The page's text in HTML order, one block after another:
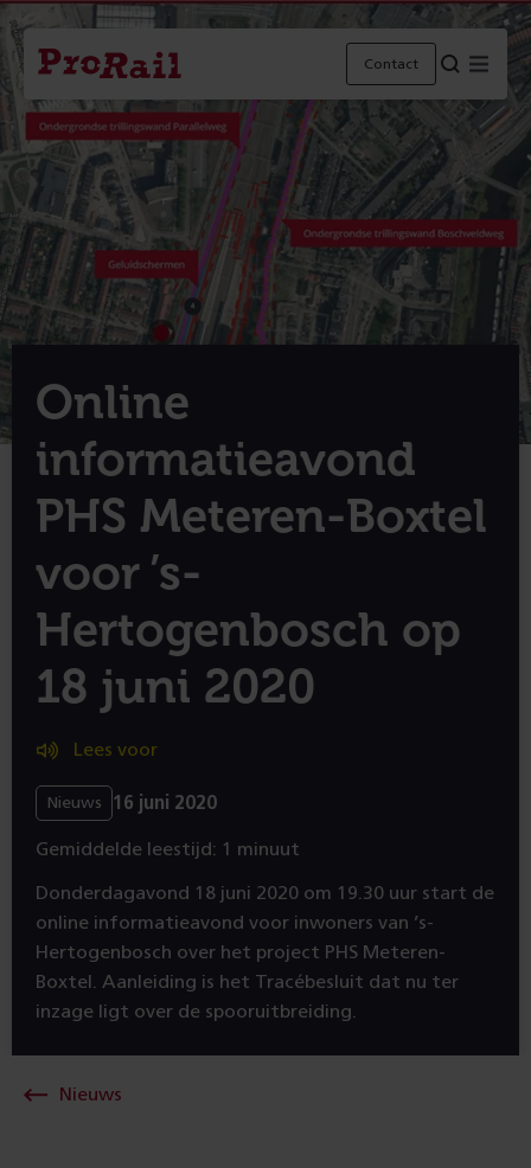
Navigatie
Homepage
ProRail
Contact Menu
Online
informatieavond
PHS Meteren-Boxtel
voor ’s-
Hertogenbosch op
18 juni 2020
Lees voor
Nieuws 16 juni 2020
Gemiddelde leestijd: 1 minuut
Donderdagavond 18 juni 2020 om 19.30 uur start de
online informatieavond voor inwoners van ’s-
Hertogenbosch over het project PHS Meteren-
Boxtel. Aanleiding is het Tracébesluit dat nu ter
inzage ligt over de spooruitbreiding.
Nieuws